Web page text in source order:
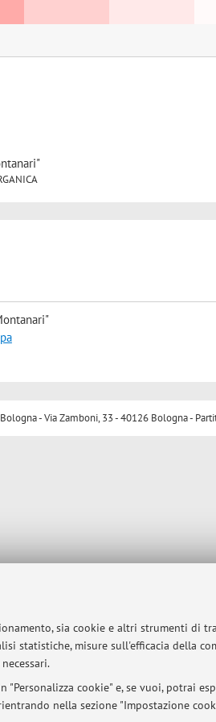
sia cookie e altri strumenti di
statistiche, misure sull'efficacia della
cookie" e, se vuoi, potrai
nella sezione "Impostazione
- Via Zamboni, 33 - 40126 Bologna -